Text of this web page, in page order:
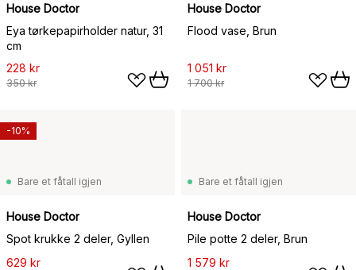
House Doctor
Eya tørkepapirholder natur, 31
cm
228 kr
350 kr
House Doctor
Flood vase, Brun
1 051 kr
1 700 kr
Bare et fåtall igjen
House Doctor
Spot krukke 2 deler, Gyllen
629 kr
-10%
Bare et fåtall igjen
House Doctor
Pile potte 2 deler, Brun
1 579 kr